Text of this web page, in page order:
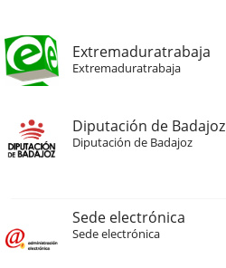
Extremaduratrabaja
Extremaduratrabaja
Diputación de Badajoz
Diputación de Badajoz
Sede electrónica
Sede electrónica